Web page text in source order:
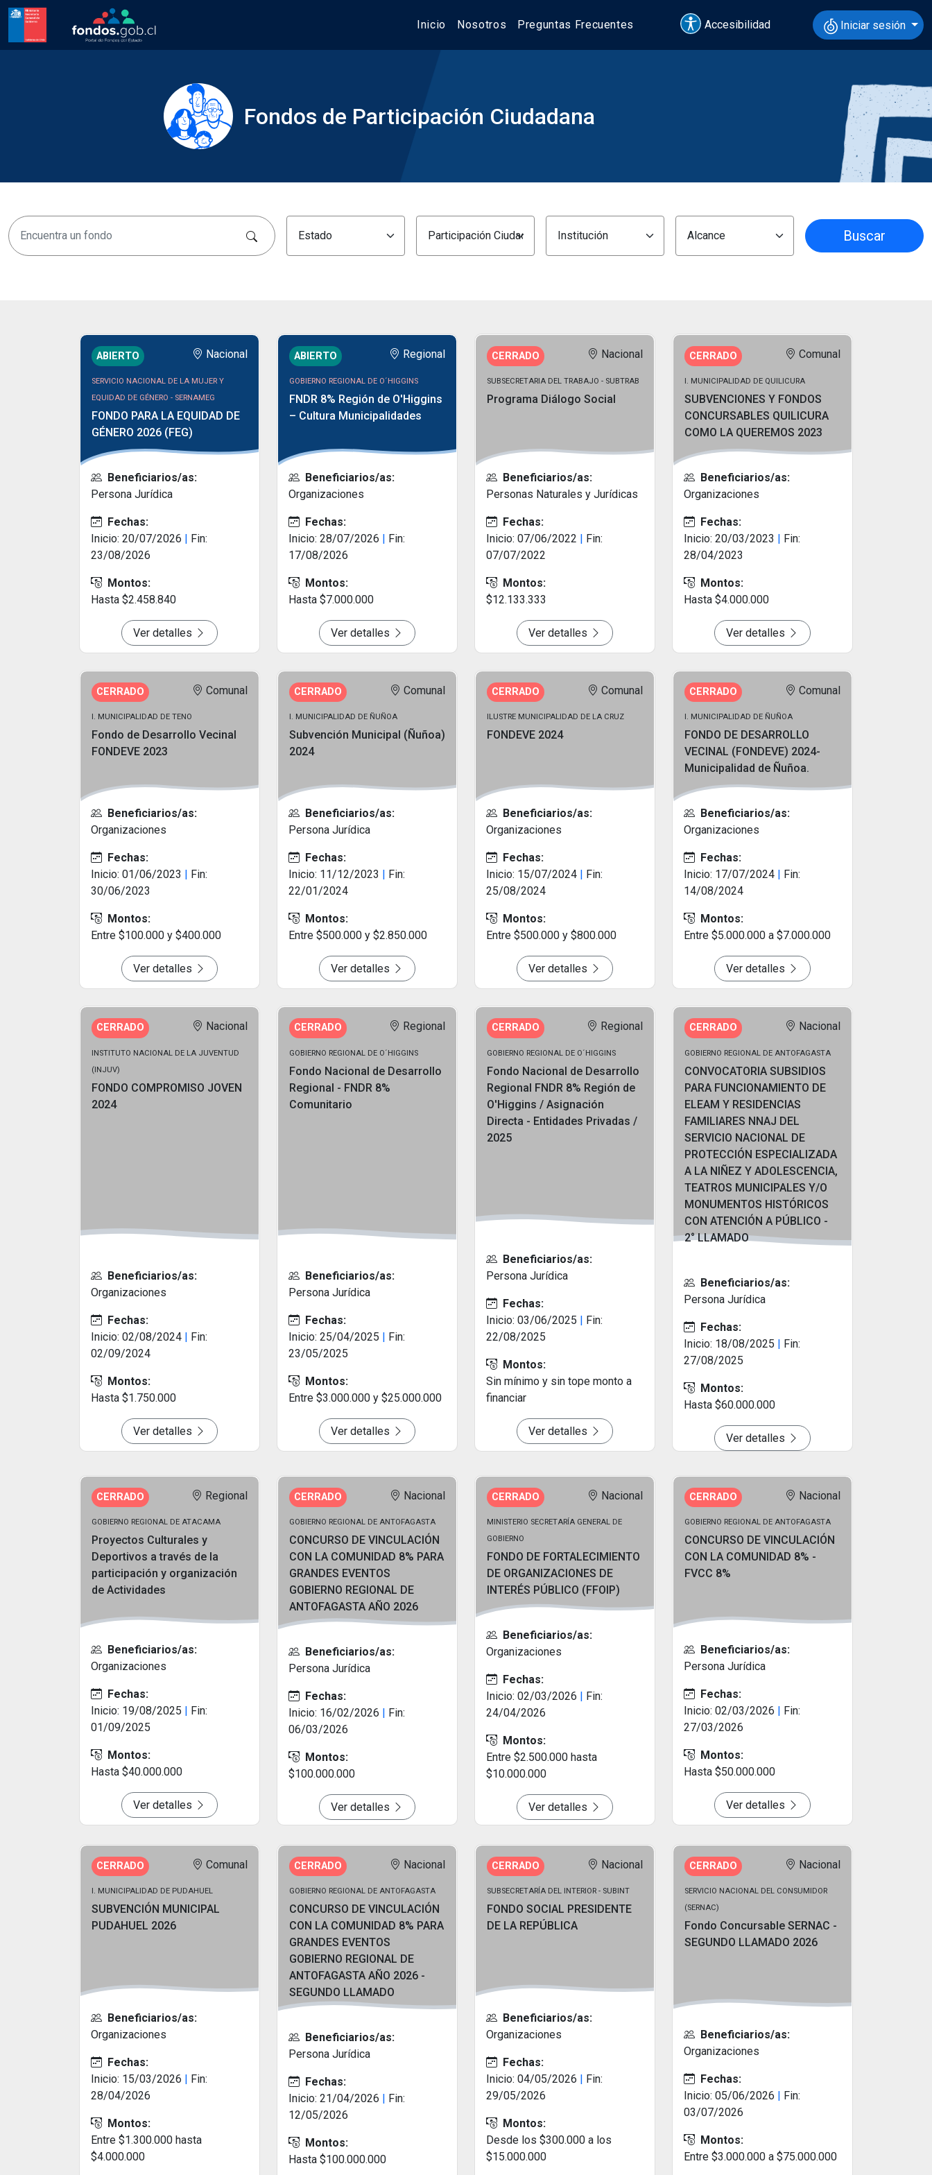
Inicio Nosotros Preguntas Frecuentes Accesibilidad Iniciar sesión
Fondos de Participación Ciudadana
Buscar
ABIERTO Nacional
SERVICIO NACIONAL DE LA MUJER Y
EQUIDAD DE GÉNERO - SERNAMEG
FONDO PARA LA EQUIDAD DE
GÉNERO 2026 (FEG)
Beneficiarios/as:
Persona Jurídica
Fechas:
Inicio: 20/07/2026 | Fin:
23/08/2026
Montos:
Hasta $2.458.840
Ver detalles
ABIERTO Regional
GOBIERNO REGIONAL DE O´HIGGINS
FNDR 8% Región de O'Higgins
– Cultura Municipalidades
Beneficiarios/as:
Organizaciones
Fechas:
Inicio: 28/07/2026 | Fin:
17/08/2026
Montos:
Hasta $7.000.000
Ver detalles
CERRADO Nacional
SUBSECRETARIA DEL TRABAJO - SUBTRAB
Programa Diálogo Social
Beneficiarios/as:
Personas Naturales y Jurídicas
Fechas:
Inicio: 07/06/2022 | Fin:
07/07/2022
Montos:
$12.133.333
Ver detalles
CERRADO Comunal
I. MUNICIPALIDAD DE QUILICURA
SUBVENCIONES Y FONDOS
CONCURSABLES QUILICURA
COMO LA QUEREMOS 2023
Beneficiarios/as:
Organizaciones
Fechas:
Inicio: 20/03/2023 | Fin:
28/04/2023
Montos:
Hasta $4.000.000
Ver detalles
CERRADO Comunal
I. MUNICIPALIDAD DE TENO
Fondo de Desarrollo Vecinal
FONDEVE 2023
Beneficiarios/as:
Organizaciones
Fechas:
Inicio: 01/06/2023 | Fin:
30/06/2023
Montos:
Entre $100.000 y $400.000
Ver detalles
CERRADO Comunal
I. MUNICIPALIDAD DE ÑUÑOA
Subvención Municipal (Ñuñoa)
2024
Beneficiarios/as:
Persona Jurídica
Fechas:
Inicio: 11/12/2023 | Fin:
22/01/2024
Montos:
Entre $500.000 y $2.850.000
Ver detalles
CERRADO Comunal
ILUSTRE MUNICIPALIDAD DE LA CRUZ
FONDEVE 2024
Beneficiarios/as:
Organizaciones
Fechas:
Inicio: 15/07/2024 | Fin:
25/08/2024
Montos:
Entre $500.000 y $800.000
Ver detalles
CERRADO Comunal
I. MUNICIPALIDAD DE ÑUÑOA
FONDO DE DESARROLLO
VECINAL (FONDEVE) 2024-
Municipalidad de Ñuñoa.
Beneficiarios/as:
Organizaciones
Fechas:
Inicio: 17/07/2024 | Fin:
14/08/2024
Montos:
Entre $5.000.000 a $7.000.000
Ver detalles
CERRADO Nacional
INSTITUTO NACIONAL DE LA JUVENTUD
(INJUV)
FONDO COMPROMISO JOVEN
2024
Beneficiarios/as:
Organizaciones
Fechas:
Inicio: 02/08/2024 | Fin:
02/09/2024
Montos:
Hasta $1.750.000
Ver detalles
CERRADO Regional
GOBIERNO REGIONAL DE O´HIGGINS
Fondo Nacional de Desarrollo
Regional - FNDR 8%
Comunitario
Beneficiarios/as:
Persona Jurídica
Fechas:
Inicio: 25/04/2025 | Fin:
23/05/2025
Montos:
Entre $3.000.000 y $25.000.000
Ver detalles
CERRADO Regional
GOBIERNO REGIONAL DE O´HIGGINS
Fondo Nacional de Desarrollo
Regional FNDR 8% Región de
O'Higgins / Asignación
Directa - Entidades Privadas /
2025
Beneficiarios/as:
Persona Jurídica
Fechas:
Inicio: 03/06/2025 | Fin:
22/08/2025
Montos:
Sin mínimo y sin tope monto a
financiar
Ver detalles
CERRADO Nacional
GOBIERNO REGIONAL DE ANTOFAGASTA
CONVOCATORIA SUBSIDIOS
PARA FUNCIONAMIENTO DE
ELEAM Y RESIDENCIAS
FAMILIARES NNAJ DEL
SERVICIO NACIONAL DE
PROTECCIÓN ESPECIALIZADA
A LA NIÑEZ Y ADOLESCENCIA,
TEATROS MUNICIPALES Y/O
MONUMENTOS HISTÓRICOS
CON ATENCIÓN A PÚBLICO -
2° LLAMADO
Beneficiarios/as:
Persona Jurídica
Fechas:
Inicio: 18/08/2025 | Fin:
27/08/2025
Montos:
Hasta $60.000.000
Ver detalles
CERRADO Regional
GOBIERNO REGIONAL DE ATACAMA
Proyectos Culturales y
Deportivos a través de la
participación y organización
de Actividades
Beneficiarios/as:
Organizaciones
Fechas:
Inicio: 19/08/2025
Fin:
01/09/2025
Montos:
Hasta $40.000.000
Ver detalles
CERRADO Nacional
GOBIERNO REGIONAL DE ANTOFAGASTA
CONCURSO DE VINCULACIÓN
CON LA COMUNIDAD 8% PARA
GRANDES EVENTOS
GOBIERNO REGIONAL DE
ANTOFAGASTA AÑO 2026
Beneficiarios/as:
Persona Jurídica
Fechas:
Inicio: 16/02/2026 | Fin:
06/03/2026
Montos:
$100.000.000
Ver detalles
CERRADO Nacional
MINISTERIO SECRETARÍA GENERAL DE
GOBIERNO
FONDO DE FORTALECIMIENTO
DE ORGANIZACIONES DE
INTERÉS PÚBLICO (FFOIP)
Beneficiarios/as:
Organizaciones
Fechas:
Inicio: 02/03/2026 | Fin:
24/04/2026
Montos:
Entre $2.500.000 hasta
$10.000.000
Ver detalles
CERRADO Nacional
GOBIERNO REGIONAL DE ANTOFAGASTA
CONCURSO DE VINCULACIÓN
CON LA COMUNIDAD 8% -
FVCC 8%
Beneficiarios/as:
Persona Jurídica
Fechas:
Inicio: 02/03/2026
Fin:
27/03/2026
Montos:
Hasta $50.000.000
Ver detalles
CERRADO Comunal
I. MUNICIPALIDAD DE PUDAHUEL
SUBVENCIÓN MUNICIPAL
PUDAHUEL 2026
Beneficiarios/as:
Organizaciones
Fechas:
Inicio: 15/03/2026
Fin:
28/04/2026
Montos:
Entre $1.300.000 hasta
$4.000.000
CERRADO Nacional
GOBIERNO REGIONAL DE ANTOFAGASTA
CONCURSO DE VINCULACIÓN
CON LA COMUNIDAD 8% PARA
GRANDES EVENTOS
GOBIERNO REGIONAL DE
ANTOFAGASTA AÑO 2026 -
SEGUNDO LLAMADO
Beneficiarios/as:
Persona Jurídica
Fechas:
Inicio: 21/04/2026
Fin:
12/05/2026
Montos:
Hasta $100.000.000
CERRADO Nacional
SUBSECRETARÍA DEL INTERIOR - SUBINT
FONDO SOCIAL PRESIDENTE
DE LA REPÚBLICA
Beneficiarios/as:
Organizaciones
Fechas:
Inicio: 04/05/2026
Fin:
29/05/2026
Montos:
Desde los $300.000 a los
$15.000.000
CERRADO Nacional
SERVICIO NACIONAL DEL CONSUMIDOR
(SERNAC)
Fondo Concursable SERNAC -
SEGUNDO LLAMADO 2026
Beneficiarios/as:
Organizaciones
Fechas:
Inicio: 05/06/2026
Fin:
03/07/2026
Montos:
Entre $3.000.000 a $75.000.000